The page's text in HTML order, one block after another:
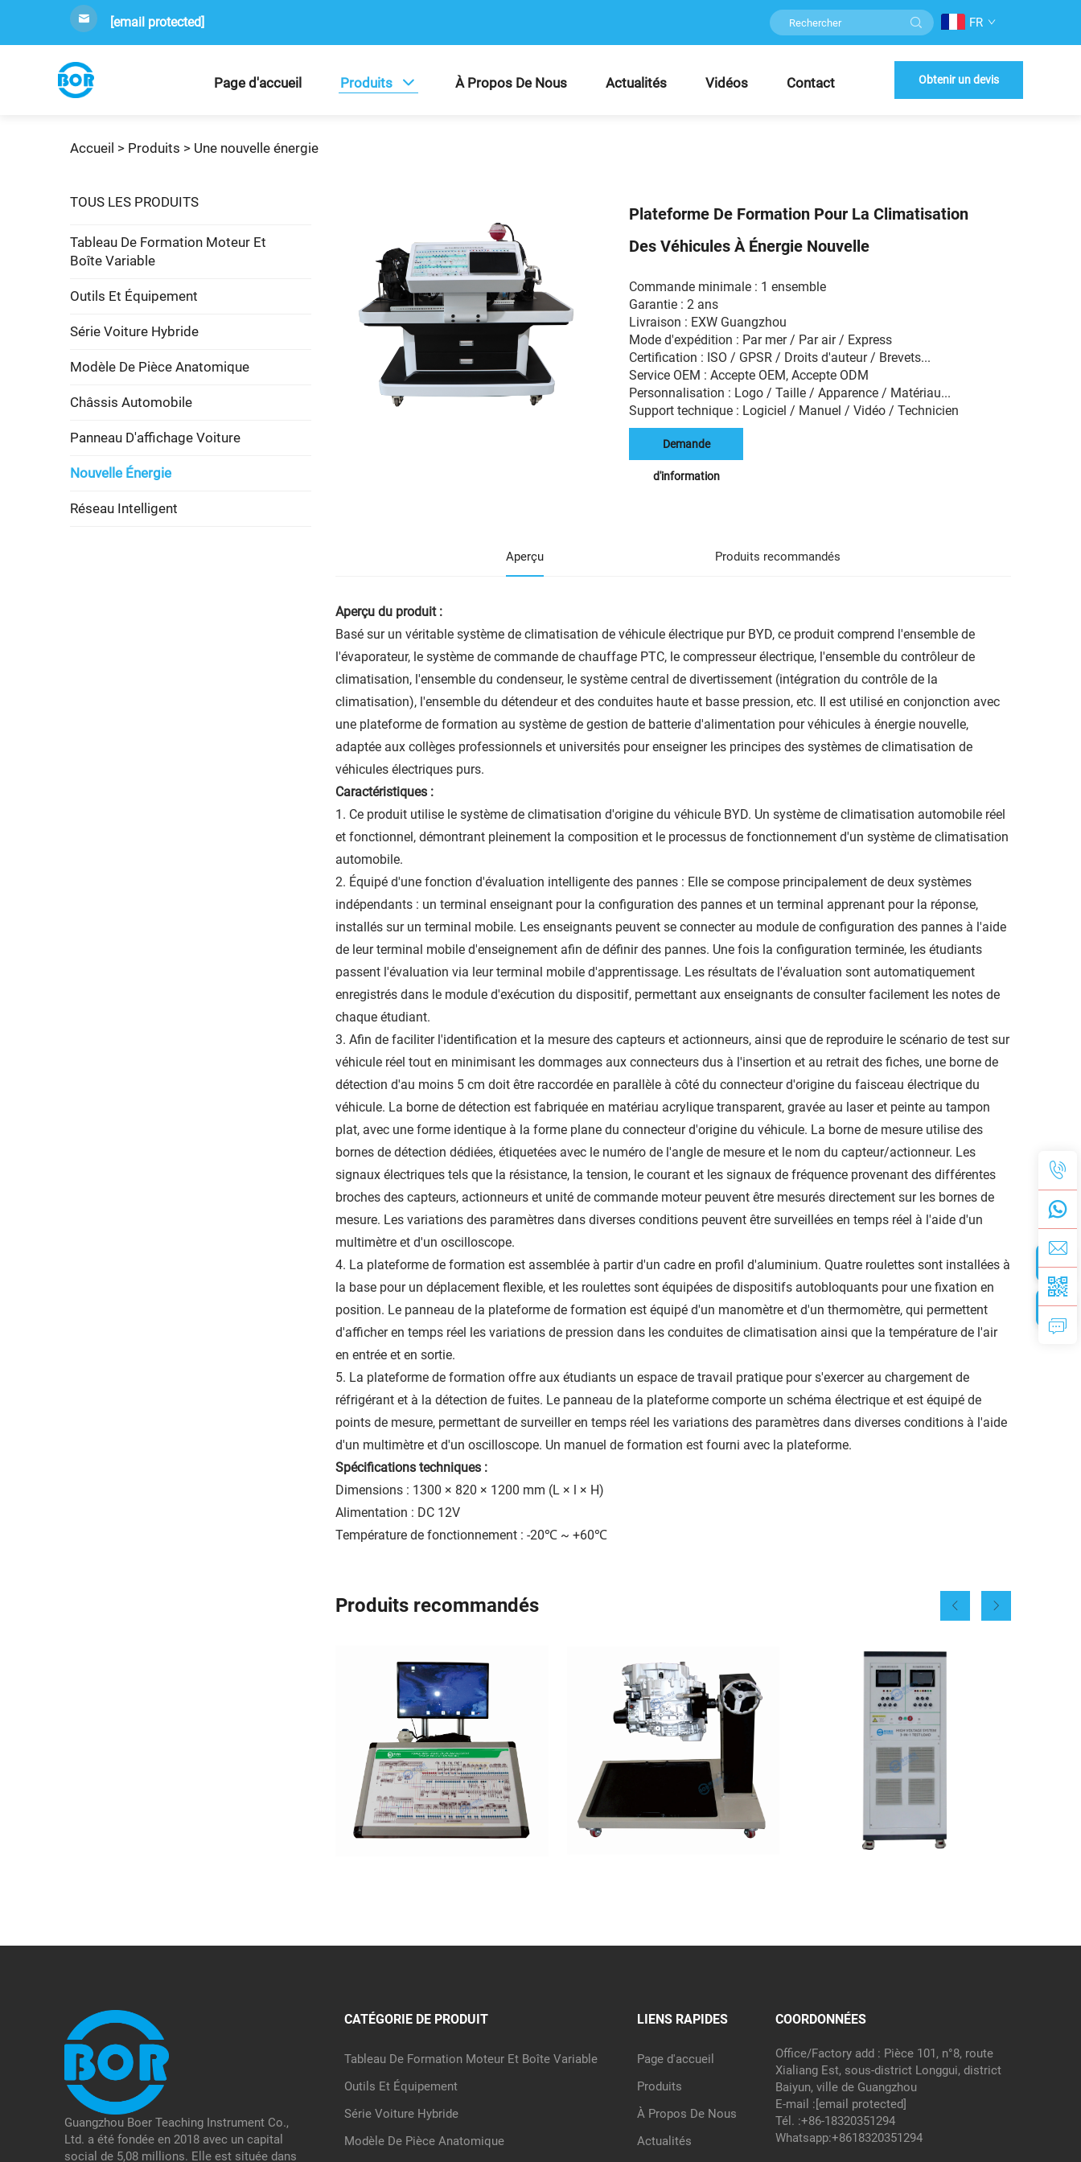
[email protected] FR
Page d'accueil Produits À Propos De Nous Actualités Vidéos Contact Obtenir un devis
Accueil > Produits > Une nouvelle énergie
TOUS LES PRODUITS
Tableau De Formation Moteur Et
Boîte Variable
Outils Et Équipement
Série Voiture Hybride
Modèle De Pièce Anatomique
Châssis Automobile
Panneau D'affichage Voiture
Nouvelle Énergie
Réseau Intelligent
Plateforme De Formation Pour La Climatisation
Des Véhicules À Énergie Nouvelle
Commande minimale : 1 ensemble
Garantie : 2 ans
Livraison : EXW Guangzhou
Mode d'expédition : Par mer / Par air / Express
Certification : ISO / GPSR / Droits d'auteur / Brevets...
Service OEM : Accepte OEM, Accepte ODM
Personnalisation : Logo / Taille / Apparence / Matériau...
Support technique : Logiciel / Manuel / Vidéo / Technicien
Demande
d'information
Aperçu Produits recommandés
Aperçu du produit :
Basé sur un véritable système de climatisation de véhicule électrique pur BYD, ce produit comprend l'ensemble de
l'évaporateur, le système de commande de chauffage PTC, le compresseur électrique, l'ensemble du contrôleur de
climatisation, l'ensemble du condenseur, le système central de divertissement (intégration du contrôle de la
climatisation), l'ensemble du détendeur et des conduites haute et basse pression, etc. Il est utilisé en conjonction avec
une plateforme de formation au système de gestion de batterie d'alimentation pour véhicules à énergie nouvelle,
adaptée aux collèges professionnels et universités pour enseigner les principes des systèmes de climatisation de
véhicules électriques purs.
Caractéristiques :
1. Ce produit utilise le système de climatisation d'origine du véhicule BYD. Un système de climatisation automobile réel
et fonctionnel, démontrant pleinement la composition et le processus de fonctionnement d'un système de climatisation
automobile.
2. Équipé d'une fonction d'évaluation intelligente des pannes : Elle se compose principalement de deux systèmes
indépendants : un terminal enseignant pour la configuration des pannes et un terminal apprenant pour la réponse,
installés sur un terminal mobile. Les enseignants peuvent se connecter au module de configuration des pannes à l'aide
de leur terminal mobile d'enseignement afin de définir des pannes. Une fois la configuration terminée, les étudiants
passent l'évaluation via leur terminal mobile d'apprentissage. Les résultats de l'évaluation sont automatiquement
enregistrés dans le module d'exécution du dispositif, permettant aux enseignants de consulter facilement les notes de
chaque étudiant.
3. Afin de faciliter l'identification et la mesure des capteurs et actionneurs, ainsi que de reproduire le scénario de test sur
véhicule réel tout en minimisant les dommages aux connecteurs dus à l'insertion et au retrait des fiches, une borne de
détection d'au moins 5 cm doit être raccordée en parallèle à côté du connecteur d'origine du faisceau électrique du
véhicule. La borne de détection est fabriquée en matériau acrylique transparent, gravée au laser et peinte au tampon
plat, avec une forme identique à la forme plane du connecteur d'origine du véhicule. La borne de mesure utilise des
bornes de détection dédiées, étiquetées avec le numéro de l'angle de mesure et le nom du capteur/actionneur. Les
signaux électriques tels que la résistance, la tension, le courant et les signaux de fréquence provenant des différentes
broches des capteurs, actionneurs et unité de commande moteur peuvent être mesurés directement sur les bornes de
mesure. Les variations des paramètres dans diverses conditions peuvent être surveillées en temps réel à l'aide d'un
multimètre et d'un oscilloscope.
4. La plateforme de formation est assemblée à partir d'un cadre en profil d'aluminium. Quatre roulettes sont installées à
la base pour un déplacement flexible, et les roulettes sont équipées de dispositifs autobloquants pour une fixation en
position. Le panneau de la plateforme de formation est équipé d'un manomètre et d'un thermomètre, qui permettent
d'afficher en temps réel les variations de pression dans les conduites de climatisation ainsi que la température de l'air
en entrée et en sortie.
5. La plateforme de formation offre aux étudiants un espace de travail pratique pour s'exercer au chargement de
réfrigérant et à la détection de fuites. Le panneau de la plateforme comporte un schéma électrique et est équipé de
points de mesure, permettant de surveiller en temps réel les variations des paramètres dans diverses conditions à l'aide
d'un multimètre et d'un oscilloscope. Un manuel de formation est fourni avec la plateforme.
Spécifications techniques :
Dimensions : 1300 × 820 × 1200 mm (L × l × H)
Alimentation : DC 12V
Température de fonctionnement : -20℃ ~ +60℃
Produits recommandés
Guangzhou Boer Teaching Instrument Co.,
Ltd. a été fondée en 2018 avec un capital
social de 5,08 millions. Elle est située dans
CATÉGORIE DE PRODUIT
Tableau De Formation Moteur Et Boîte Variable
Outils Et Équipement
Série Voiture Hybride
Modèle De Pièce Anatomique
LIENS RAPIDES
Page d'accueil
Produits
À Propos De Nous
Actualités
COORDONNÉES
Office/Factory add : Pièce 101, n°8, route
Xialiang Est, sous-district Longgui, district
Baiyun, ville de Guangzhou
E-mail :[email protected]
Tél. :+86-18320351294
Whatsapp:+8618320351294